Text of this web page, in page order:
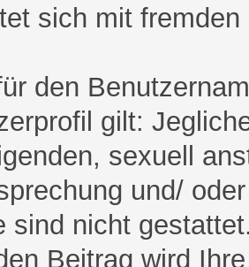
sich mit
den
gilt:
sexuell
und/
sind nicht
Beitrag wird